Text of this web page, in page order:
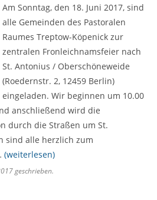
Am Sonntag, den 18. Juni 2017, sind
alle Gemeinden des Pastoralen
Raumes Treptow-Köpenick zur
zentralen Fronleichnamsfeier nach
St. Antonius / Oberschöneweide
(Roedernstr. 2, 12459 Berlin)
eingeladen. Wir beginnen um 10.00
anschließend wird die
durch die Straßen um St.
sind alle herzlich zum
(weiterlesen)
geschrieben.